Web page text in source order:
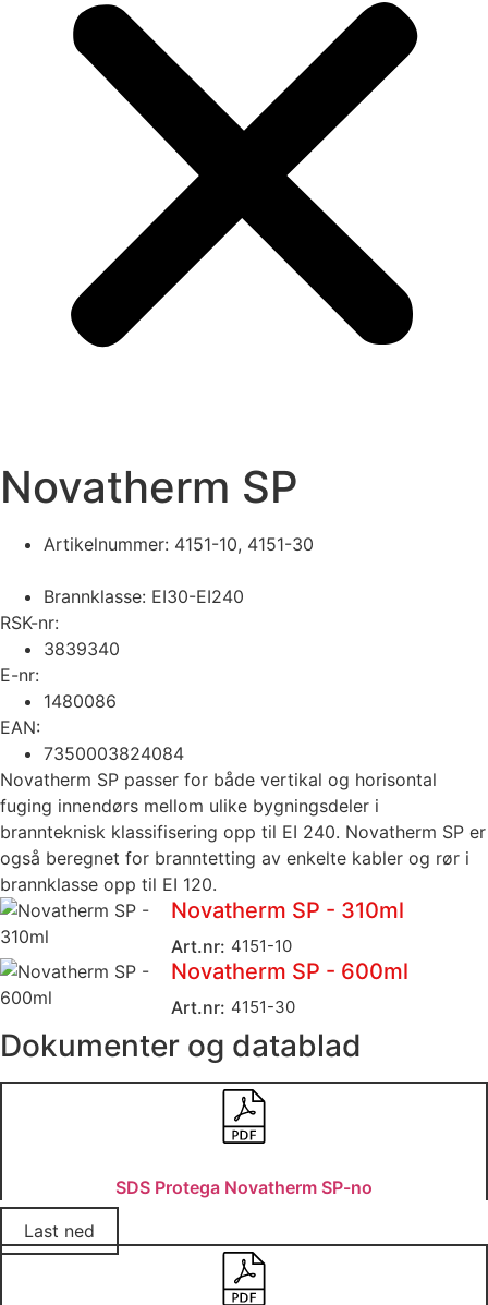
Novatherm SP
Artikelnummer: 4151-10, 4151-30
Brannklasse: EI30-EI240
RSK-nr:
3839340
E-nr:
1480086
EAN:
7350003824084
Novatherm SP passer for både vertikal og horisontal
fuging innendørs mellom ulike bygningsdeler i
brannteknisk klassifisering opp til EI 240. Novatherm SP er
også beregnet for branntetting av enkelte kabler og rør i
brannklasse opp til EI 120.
Novatherm SP - 310ml
Art.nr: 4151-10
Novatherm SP - 600ml
Art.nr: 4151-30
Dokumenter og datablad
SDS Protega Novatherm SP-no
Last ned